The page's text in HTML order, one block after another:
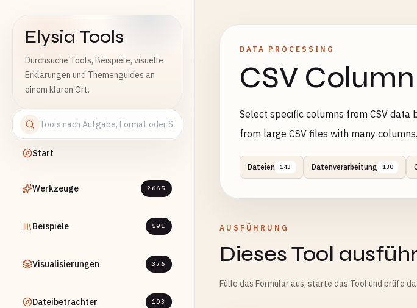
Elysia Tools
Durchsuche Tools, Beispiele, visuelle
Erklärungen und Themenguides an
einem klaren Ort.
Start
Werkzeuge 2665
Beispiele 591
Visualisierungen 376
Dateibetrachter 103
DATA PROCESSING
CSV
Select specific columns from CSV
from large CSV files with many columns.
Dateien 143 Datenverarbeitung 130
AUSFÜHRUNG
Dieses Tool
Fülle das Formular aus, starte das Tool und prüfe